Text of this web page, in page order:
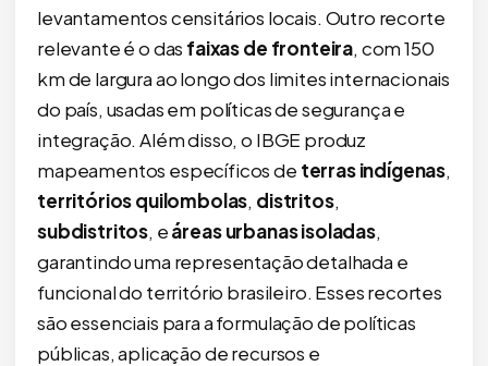
levantamentos censitários locais. Outro recorte
relevante é o das faixas de fronteira, com 150
km de largura ao longo dos limites internacionais
do país, usadas em políticas de segurança e
integração. Além disso, o IBGE produz
mapeamentos específicos de terras indígenas,
territórios quilombolas, distritos,
subdistritos, eáreas urbanas isoladas,
garantindo uma representação detalhada e
funcional do território brasileiro. Esses recortes
são essenciais para a formulação de políticas
públicas, aplicação de recursos e